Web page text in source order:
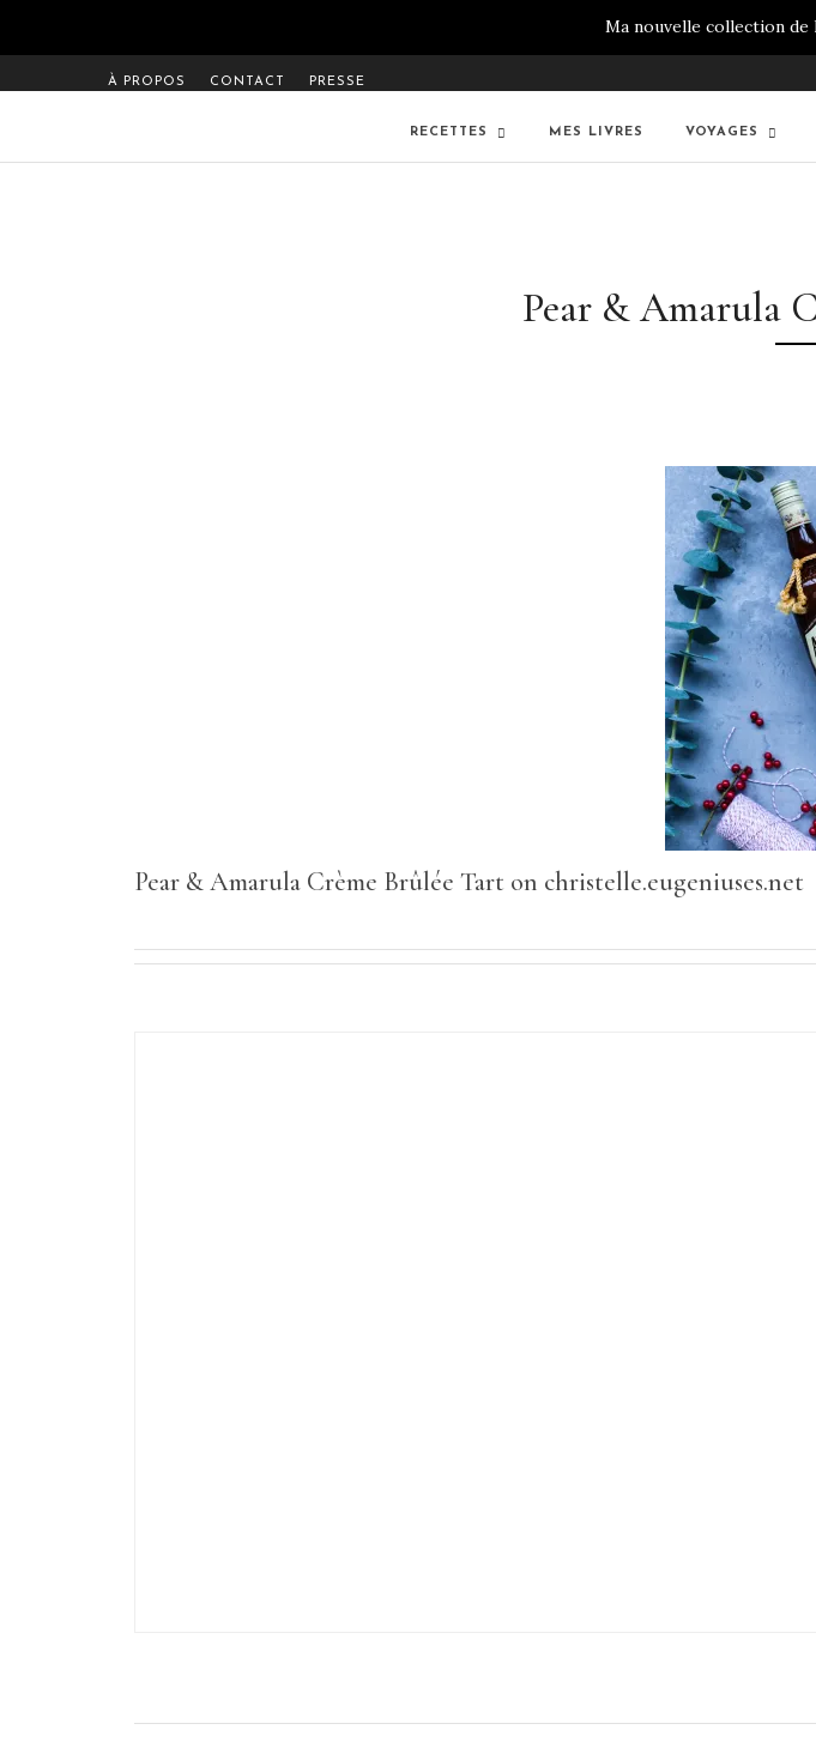
Ma nouvelle collection
À PROPOS CONTACT PRESSE
RECETTES MES LIVRES VOYAGES
Pear & Amarula
Pear & Amarula Crème Brûlée Tart on christelle.eugeniuses.net